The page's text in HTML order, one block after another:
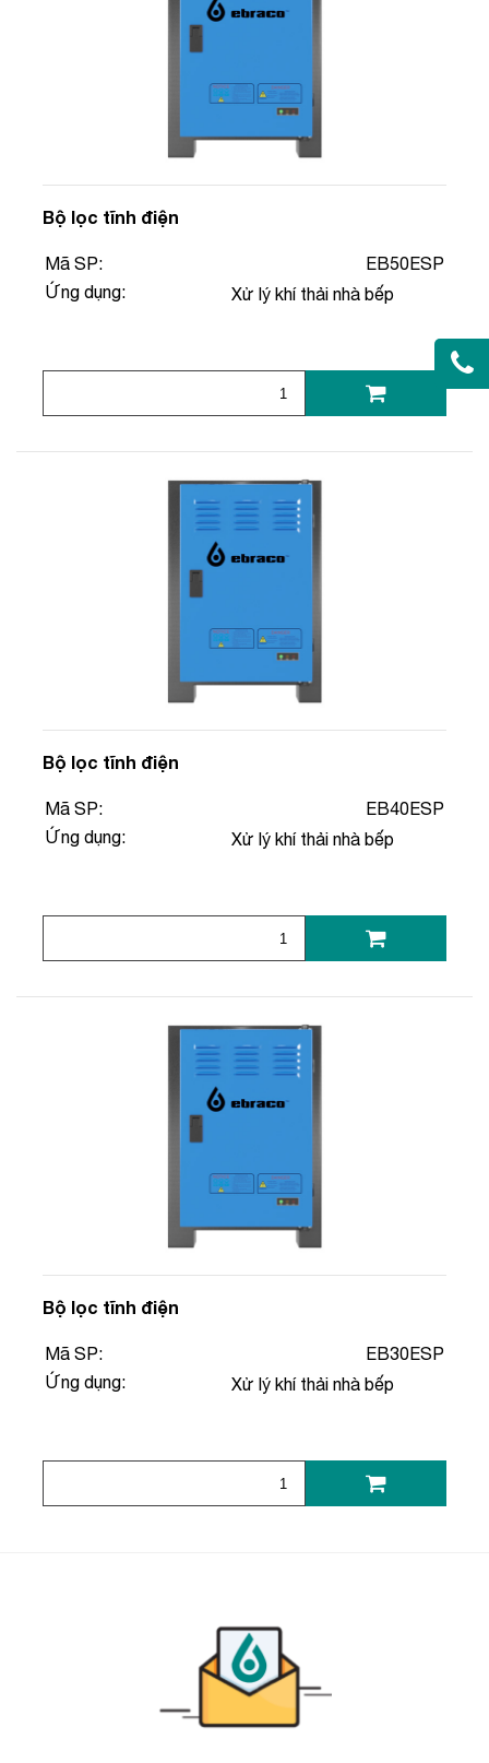
Bộ lọc tĩnh điện
Mã SP:
EB50ESP
Ứng dụng:
Xử lý khí thải nhà bếp
Bộ lọc tĩnh điện
Mã SP:
EB40ESP
Ứng dụng:
Xử lý khí thải nhà bếp
Bộ lọc tĩnh điện
Mã SP:
EB30ESP
Ứng dụng:
Xử lý khí thải nhà bếp